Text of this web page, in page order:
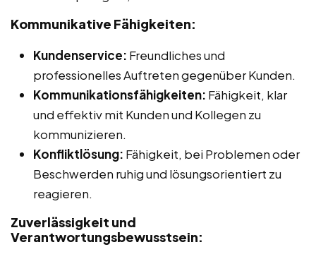
Kommunikative Fähigkeiten:
Kundenservice: Freundliches und
professionelles Auftreten gegenüber Kunden.
Kommunikationsfähigkeiten: Fähigkeit, klar
und effektiv mit Kunden und Kollegen zu
kommunizieren.
Konfliktlösung: Fähigkeit, bei Problemen oder
Beschwerden ruhig und lösungsorientiert zu
reagieren.
Zuverlässigkeit und
Verantwortungsbewusstsein: